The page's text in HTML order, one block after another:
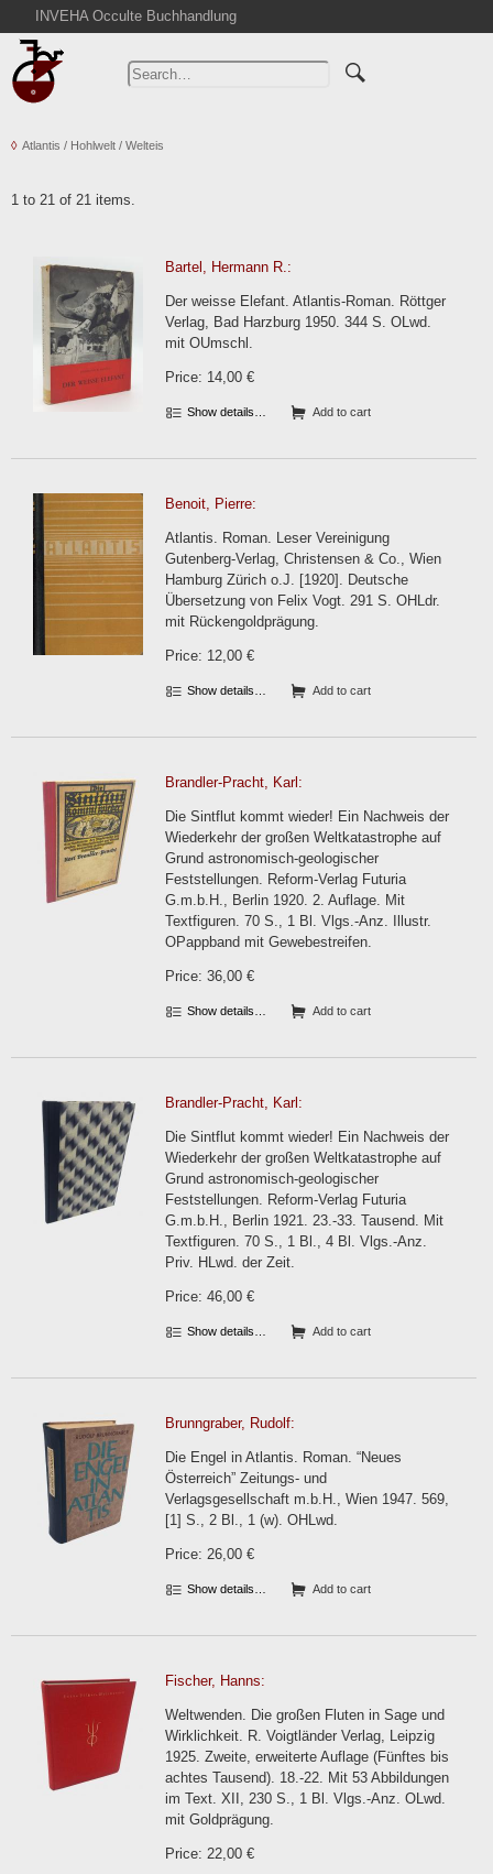
INVEHA Occulte Buchhandlung
Home
Advanced Search
Cart
Terms
Withdrawal
Privacy Policy
Atlantis / Hohlwelt / Welteis
1 to 21 of 21 items.
Bartel, Hermann R.:
Der weisse Elefant. Atlantis-Roman. Röttger
Verlag, Bad Harzburg 1950. 344 S. OLwd.
mit OUmschl.
Price: 14,00 €
Show details… Add to cart
Benoit, Pierre:
Atlantis. Roman. Leser Vereinigung
Gutenberg-Verlag, Christensen & Co., Wien
Hamburg Zürich o.J. [1920]. Deutsche
Übersetzung von Felix Vogt. 291 S. OHLdr.
mit Rückengoldprägung.
Price: 12,00 €
Show details… Add to cart
Brandler-Pracht, Karl:
Die Sintflut kommt wieder! Ein Nachweis der
Wiederkehr der großen Weltkatastrophe auf
Grund astronomisch-geologischer
Feststellungen. Reform-Verlag Futuria
G.m.b.H., Berlin 1920. 2. Auflage. Mit
Textfiguren. 70 S., 1 Bl. Vlgs.-Anz. Illustr.
OPappband mit Gewebestreifen.
Price: 36,00 €
Show details… Add to cart
Brandler-Pracht, Karl:
Die Sintflut kommt wieder! Ein Nachweis der
Wiederkehr der großen Weltkatastrophe auf
Grund astronomisch-geologischer
Feststellungen. Reform-Verlag Futuria
G.m.b.H., Berlin 1921. 23.-33. Tausend. Mit
Textfiguren. 70 S., 1 Bl., 4 Bl. Vlgs.-Anz.
Priv. HLwd. der Zeit.
Price: 46,00 €
Show details… Add to cart
Brunngraber, Rudolf:
Die Engel in Atlantis. Roman. “Neues
Österreich” Zeitungs- und
Verlagsgesellschaft m.b.H., Wien 1947. 569,
[1] S., 2 Bl., 1 (w). OHLwd.
Price: 26,00 €
Show details… Add to cart
Fischer, Hanns:
Weltwenden. Die großen Fluten in Sage und
Wirklichkeit. R. Voigtländer Verlag, Leipzig
1925. Zweite, erweiterte Auflage (Fünftes bis
achtes Tausend). 18.-22. Mit 53 Abbildungen
im Text. XII, 230 S., 1 Bl. Vlgs.-Anz. OLwd.
mit Goldprägung.
Price: 22,00 €